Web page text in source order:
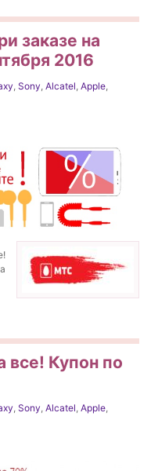
заказе на
2016
, Sony, Alcatel, Apple,
все! Купон по
Sony Alcatel Apple